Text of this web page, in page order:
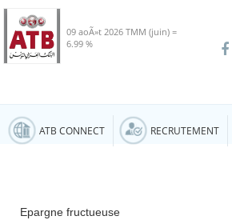
09 aoÃ»t 2026 TMM (juin) =
6.99 %
ATB CONNECT RECRUTEMENT
Epargne fructueuse